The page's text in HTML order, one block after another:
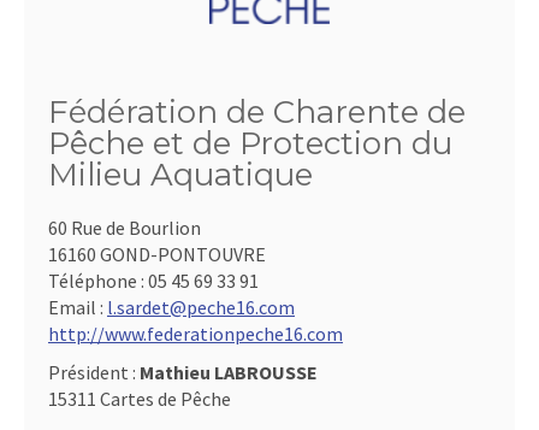
Fédération de Charente de
Pêche et de Protection du
Milieu Aquatique
60 Rue de Bourlion
16160 GOND-PONTOUVRE
Téléphone : 05 45 69 33 91
Email : l.sardet@peche16.com
http://www.federationpeche16.com
Président : Mathieu LABROUSSE
15311 Cartes de Pêche